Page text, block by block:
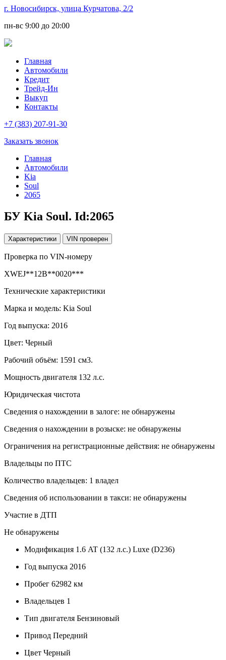
г. Новосибирск, улица Курчатова, 2/2
пн-вс 9:00 до 20:00
Главная
Автомобили
Кредит
Трейд-Ин
Выкуп
Контакты
+7 (383) 207-91-30
Заказать звонок
Главная
Автомобили
Kia
Soul
2065
БУ Kia Soul. Id:2065
Характеристики VIN проверен
Проверка по VIN-номеру
XWEJ**12B**0020***
Технические характеристики
Марка и модель: Kia Soul
Год выпуска: 2016
Цвет: Черный
Рабочий объём: 1591 см3.
Мощность двигателя 132 л.с.
Юридическая чистота
Сведения о нахождении в залоге: не обнаружены
Сведения о нахождении в розыске: не обнаружены
Ограничения на регистрационные действия: не обнаружены
Владельцы по ПТС
Количество владельцев: 1 владел
Сведения об использовании в такси: не обнаружены
Участие в ДТП
Не обнаружены
Модификация 1.6 AT (132 л.с.) Luxe (D236)
Год выпуска 2016
Пробег 62982 км
Владельцев 1
Тип двигателя Бензиновый
Привод Передний
Цвет Черный